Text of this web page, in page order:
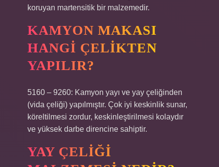
koruyan martensitik bir malzemedir.
KAMYON MAKASI
HANGI ÇELIKTEN
YAPILIR?
5160 – 9260: Kamyon yayı ve yay çeliğinden
(vida çeliği) yapılmıştır. Çok iyi keskinlik sunar,
köreltilmesi zordur, keskinleştirilmesi kolaydır
ve yüksek darbe direncine sahiptir.
YAY ÇELIĞI